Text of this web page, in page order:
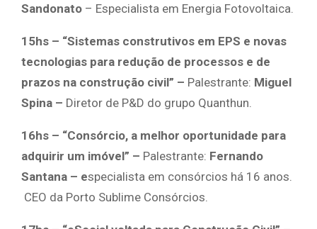
Sandonato – Especialista em Energia Fotovoltaica.
15hs – “Sistemas construtivos em EPS e novas
tecnologias para redução de processos e de
prazos na construção civil” – Palestrante: Miguel
Spina – Diretor de P&D do grupo Quanthun.
16hs – “Consórcio, a melhor oportunidade para
adquirir um imóvel” – Palestrante: Fernando
Santana – especialista em consórcios há 16 anos.
CEO da Porto Sublime Consórcios.